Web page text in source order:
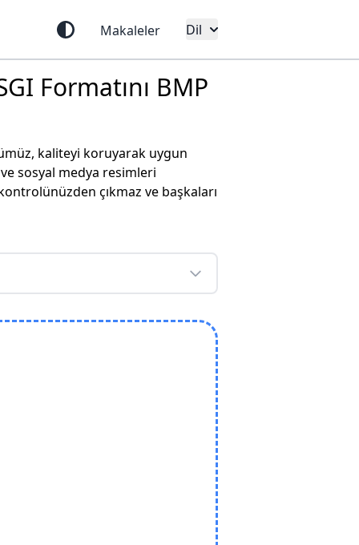
Makaleler Dil
Formatını BMP
kaliteyi koruyarak uygun
sosyal medya resimleri
çıkmaz ve başkaları